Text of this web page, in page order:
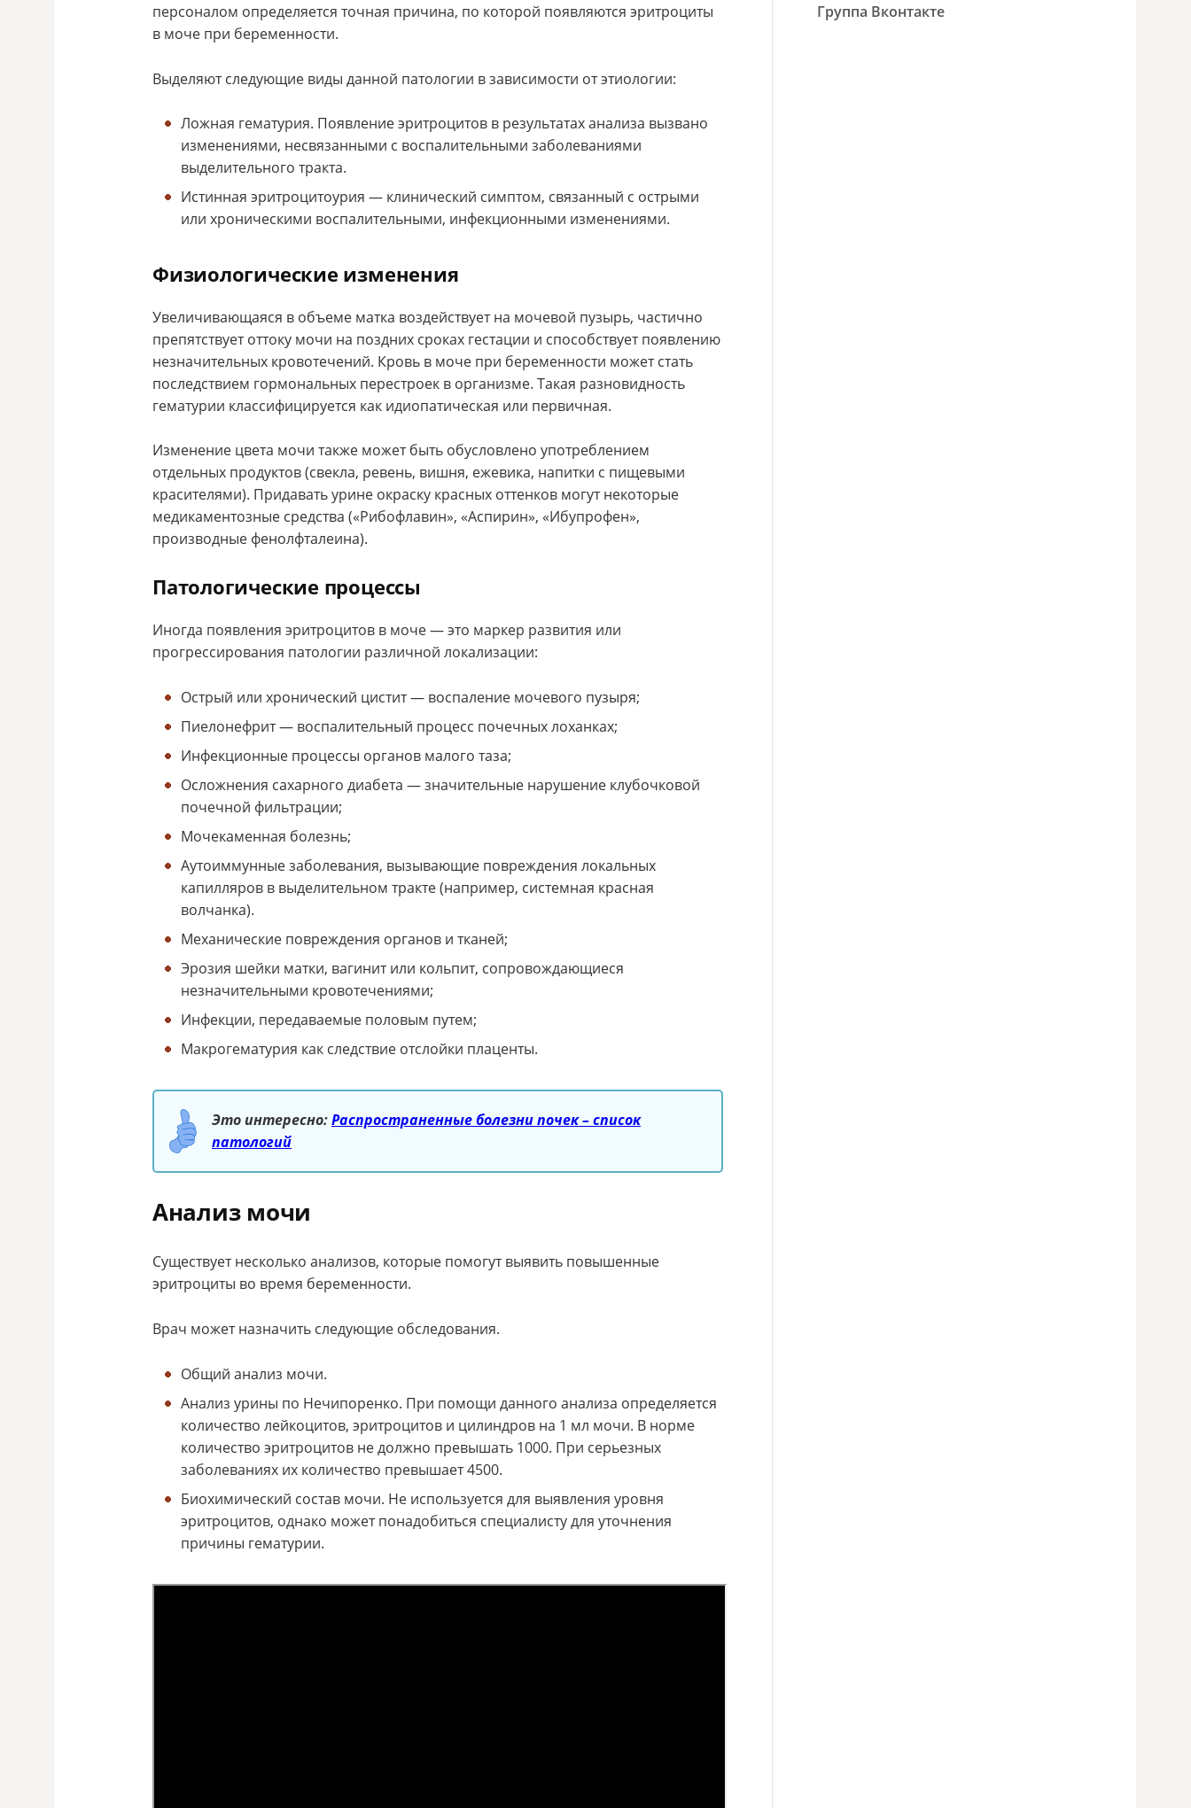
персоналом определяется точная причина, по которой появляются эритроциты
в моче при беременности.
Выделяют следующие виды данной патологии в зависимости от этиологии:
Ложная гематурия. Появление эритроцитов в результатах анализа вызвано
изменениями, несвязанными с воспалительными заболеваниями
выделительного тракта.
Истинная эритроцитоурия — клинический симптом, связанный с острыми
или хроническими воспалительными, инфекционными изменениями.
Физиологические изменения
Увеличивающаяся в объеме матка воздействует на мочевой пузырь, частично
препятствует оттоку мочи на поздних сроках гестации и способствует появлению
незначительных кровотечений. Кровь в моче при беременности может стать
последствием гормональных перестроек в организме. Такая разновидность
гематурии классифицируется как идиопатическая или первичная.
Изменение цвета мочи также может быть обусловлено употреблением
отдельных продуктов (свекла, ревень, вишня, ежевика, напитки с пищевыми
красителями). Придавать урине окраску красных оттенков могут некоторые
медикаментозные средства («Рибофлавин», «Аспирин», «Ибупрофен»,
производные фенолфталеина).
Патологические процессы
Иногда появления эритроцитов в моче — это маркер развития или
прогрессирования патологии различной локализации:
Острый или хронический цистит — воспаление мочевого пузыря;
Пиелонефрит — воспалительный процесс почечных лоханках;
Инфекционные процессы органов малого таза;
Осложнения сахарного диабета — значительные нарушение клубочковой
почечной фильтрации;
Мочекаменная болезнь;
Аутоиммунные заболевания, вызывающие повреждения локальных
капилляров в выделительном тракте (например, системная красная
волчанка).
Механические повреждения органов и тканей;
Эрозия шейки матки, вагинит или кольпит, сопровождающиеся
незначительными кровотечениями;
Инфекции, передаваемые половым путем;
Макрогематурия как следствие отслойки плаценты.
Это интересно:Распространенные болезни почек – список
патологий
Анализ мочи
Существует несколько анализов, которые помогут выявить повышенные
эритроциты во время беременности.
Врач может назначить следующие обследования.
Общий анализ мочи.
Анализ урины по Нечипоренко. При помощи данного анализа определяется
количество лейкоцитов, эритроцитов и цилиндров на 1 мл мочи. В норме
количество эритроцитов не должно превышать 1000. При серьезных
заболеваниях их количество превышает 4500.
Биохимический состав мочи. Не используется для выявления уровня
эритроцитов, однако может понадобиться специалисту для уточнения
причины гематурии.
Группа Вконтакте